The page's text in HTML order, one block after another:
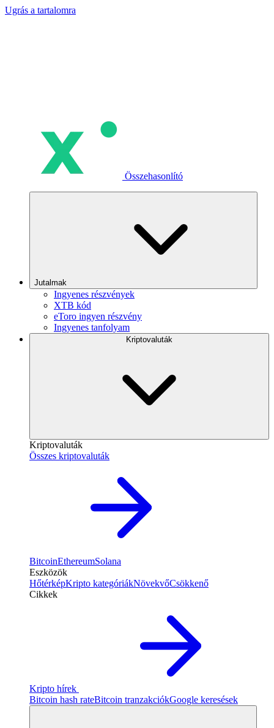
Ugrás a tartalomra
Összehasonlító
Jutalmak
Ingyenes részvények
XTB kód
eToro ingyen részvény
Ingyenes tanfolyam
Kriptovaluták
Összes kriptovaluták
BitcoinEthereumSolana
Eszközök
HőtérképKripto kategóriákNövekvőCsökkenő
Cikkek
Kripto hírek
Bitcoin hash rateBitcoin tranzakciókGoogle keresések